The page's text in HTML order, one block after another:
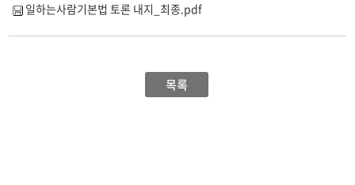
일하는사람기본법 토론 내지_최종.pdf
목록